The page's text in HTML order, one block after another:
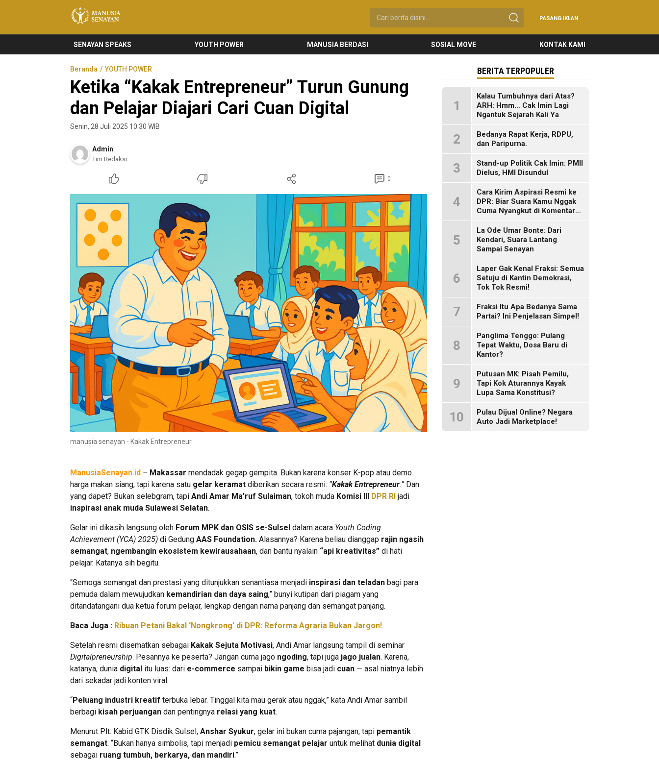
Manusia Senayan
Manusia Bicara, Senayan Bersuara
PASANG IKLAN
SENAYAN SPEAKS YOUTH POWER MANUSIA BERDASI SOSIAL MOVE KONTAK KAMI
Beranda YOUTH POWER
Ketika “Kakak Entrepreneur” Turun Gunung
dan Pelajar Diajari Cari Cuan Digital
Senin, 28 Juli 2025 10:30 WIB
Admin
Tim Redaksi
0
manusia senayan - Kakak Entrepreneur
ManusiaSenayan.id – Makassar mendadak gegap gempita. Bukan karena konser K-pop atau demo
harga makan siang, tapi karena satu gelar keramat diberikan secara resmi: “Kakak Entrepreneur.” Dan
yang dapet? Bukan selebgram, tapi Andi Amar Ma’ruf Sulaiman, tokoh muda Komisi III DPR RI jadi
inspirasi anak muda Sulawesi Selatan.
Gelar ini dikasih langsung oleh Forum MPK dan OSIS se-Sulsel dalam acara Youth Coding
Achievement (YCA) 2025) di Gedung AAS Foundation. Alasannya? Karena beliau dianggap rajin ngasih
semangat, ngembangin ekosistem kewirausahaan, dan bantu nyalain “api kreativitas” di hati
pelajar. Katanya sih begitu.
“Semoga semangat dan prestasi yang ditunjukkan senantiasa menjadi inspirasi dan teladan bagi para
pemuda dalam mewujudkan kemandirian dan daya saing,” bunyi kutipan dari piagam yang
ditandatangani dua ketua forum pelajar, lengkap dengan nama panjang dan semangat panjang.
Baca Juga : Ribuan Petani Bakal ‘Nongkrong’ di DPR: Reforma Agraria Bukan Jargon!
Setelah resmi disematkan sebagai Kakak Sejuta Motivasi, Andi Amar langsung tampil di seminar
Digitalpreneurship. Pesannya ke peserta? Jangan cuma jago ngoding, tapi juga jago jualan. Karena,
katanya, dunia digital itu luas: dari e-commerce sampai bikin game bisa jadi cuan — asal niatnya lebih
dari sekadar jadi konten viral.
“Peluang industri kreatif terbuka lebar. Tinggal kita mau gerak atau nggak,” kata Andi Amar sambil
berbagi kisah perjuangan dan pentingnya relasi yang kuat.
Menurut Plt. Kabid GTK Disdik Sulsel, Anshar Syukur, gelar ini bukan cuma pajangan, tapi pemantik
semangat. “Bukan hanya simbolis, tapi menjadi pemicu semangat pelajar untuk melihat dunia digital
sebagai ruang tumbuh, berkarya, dan mandiri.”
BERITA TERPOPULER
1
Kalau Tumbuhnya dari Atas?
ARH: Hmm… Cak Imin Lagi
Ngantuk Sejarah Kali Ya
2
Bedanya Rapat Kerja, RDPU,
dan Paripurna.
3
Stand-up Politik Cak Imin: PMII
Dielus, HMI Disundul
4
Cara Kirim Aspirasi Resmi ke
DPR: Biar Suara Kamu Nggak
Cuma Nyangkut di Komentar
5
La Ode Umar Bonte: Dari
Kendari, Suara Lantang
Sampai Senayan
6
Laper Gak Kenal Fraksi: Semua
Setuju di Kantin Demokrasi,
Tok Tok Resmi!
7
Fraksi Itu Apa Bedanya Sama
Partai? Ini Penjelasan Simpel!
8
Panglima Tenggo: Pulang
Tepat Waktu, Dosa Baru di
Kantor?
9
Putusan MK: Pisah Pemilu,
Tapi Kok Aturannya Kayak
Lupa Sama Konstitusi?
10
Pulau Dijual Online? Negara
Auto Jadi Marketplace!